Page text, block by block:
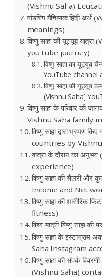
(Vishnu Saha)
वांडरिग मैनियाक हिंदी
meanings)
विष्णु साहा की यूट्यूब
youTube journey)
विष्णु साहा का यूट्यूब
YouTube channel
विष्णु साहा की यूट्यूब
(Vishnu Saha)
विष्णु साहा के परिवार की
Vishnu Saha family
विष्णु साहा द्वारा भ्रमण
countries by Vishnu
यात्रा के दौरान का
experience)
विष्णु साहा की सैलरी और
Income and Net
विष्णु साहा की
fitness)
विश्व यात्री विष्णु साहा
विष्णु साहा के इंस्टाग्राम
Saha Instagram
विष्णु साहा की संपर्क
(Vishnu Saha)